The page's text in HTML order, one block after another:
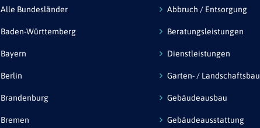
Alle Bundesländer
Baden-Württemberg
Bayern
Berlin
Brandenburg
Bremen
Abbruch / Entsorgung
Beratungsleistungen
Dienstleistungen
Garten- / Landschaftsbau
Gebäudeausbau
Gebäudeausstattung